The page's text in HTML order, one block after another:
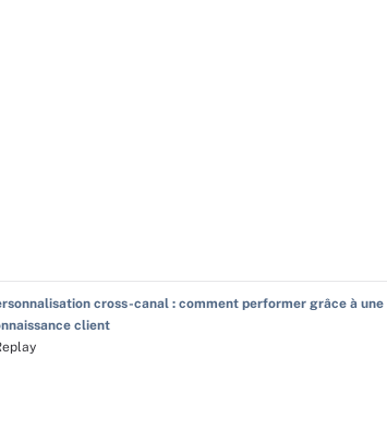
cross-canal : comment performer grâce à une
client